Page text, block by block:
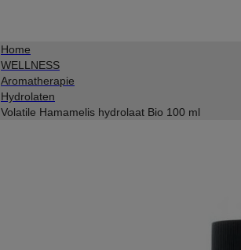
Home
WELLNESS
Aromatherapie
Hydrolaten
Volatile Hamamelis hydrolaat Bio 100 ml